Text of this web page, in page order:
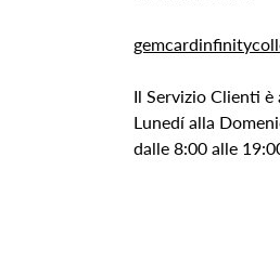
Il Servizio Clienti è
Lunedí alla
dalle 8:00 alle